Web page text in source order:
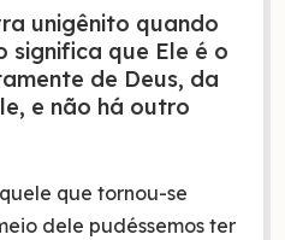
unigênito quando
significa que Ele é o
de Deus, da
e não há outro
que tornou-se
dele pudéssemos ter